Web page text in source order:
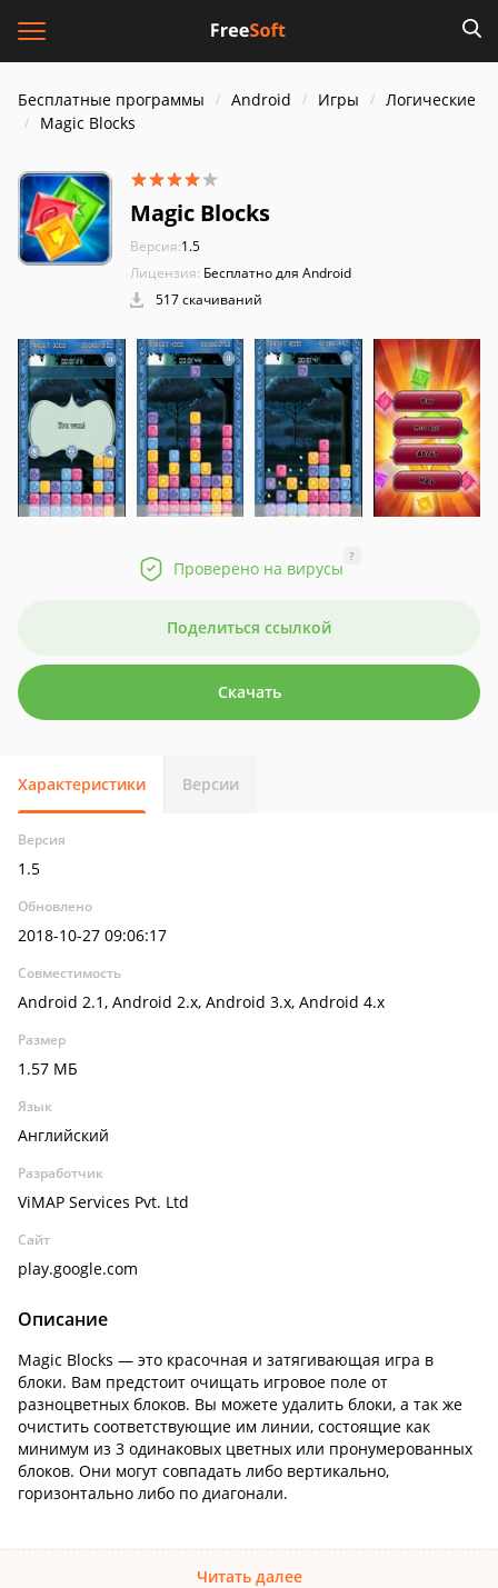
Бесплатные программы Android Игры
Логические
Magic Blocks
Magic Blocks
Версия:1.5
Лицензия: Бесплатно для Android
517 скачиваний
Проверено на вирусы
?
Поделиться ссылкой
Скачать
Характеристики Версии
Версия
1.5
Обновлено
2018-10-27 09:06:17
Совместимость
Android 2.1, Android 2.x, Android 3.x, Android 4.x
Размер
1.57 МБ
Язык
Английский
Разработчик
ViMAP Services Pvt. Ltd
Сайт
play.google.com
Описание
Magic Blocks — это красочная и затягивающая игра в
блоки. Вам предстоит очищать игровое поле от
разноцветных блоков. Вы можете удалить блоки, а так же
очистить соответствующие им линии, состоящие как
минимум из 3 одинаковых цветных или пронумерованных
блоков. Они могут совпадать либо вертикально,
горизонтально либо по диагонали.
Читать далее